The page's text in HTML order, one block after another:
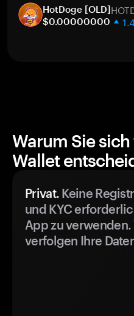
30 Tage
Marktkapitalisierung
HotDoge [OLD]
$0.00000000
Warum Sie
Wallet
Privat. Keine
und KYC
App zu verwenden.
verfolgen Ihre